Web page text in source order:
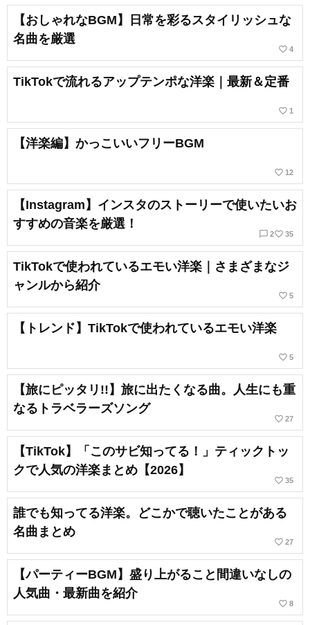
【おしゃれなBGM】日常を彩るスタイリッシュな
名曲を厳選
favorite_border 4
TikTokで流れるアップテンポな洋楽｜最新＆定番
favorite_border 1
【洋楽編】かっこいいフリーBGM
favorite_border 12
【Instagram】インスタのストーリーで使いたいお
すすめの音楽を厳選！
chat_bubble_outline 2favorite_border 35
TikTokで使われているエモい洋楽｜さまざまなジ
ャンルから紹介
favorite_border 5
【トレンド】TikTokで使われているエモい洋楽
favorite_border 5
【旅にピッタリ!!】旅に出たくなる曲。人生にも重
なるトラベラーズソング
favorite_border 27
【TikTok】「このサビ知ってる！」ティックトッ
クで人気の洋楽まとめ【2026】
favorite_border 35
誰でも知ってる洋楽。どこかで聴いたことがある
名曲まとめ
favorite_border 27
【パーティーBGM】盛り上がること間違いなしの
人気曲・最新曲を紹介
favorite_border 8